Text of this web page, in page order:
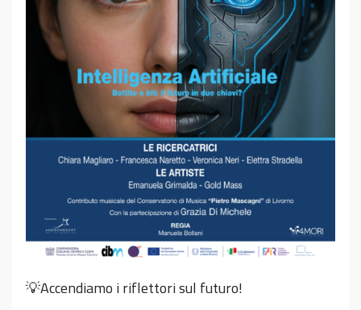
💡Accendiamo i riflettori sul futuro!